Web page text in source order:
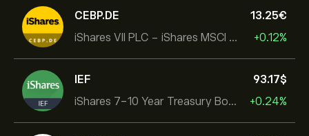
CEBP.DE
iShares VII PLC - iShares MSCI EMU USD Hedged UCITS ETF
13.25‎€‎
+0.12%
IEF
iShares 7-10 Year Treasury Bond ETF
93.17‎$‎
+0.24%